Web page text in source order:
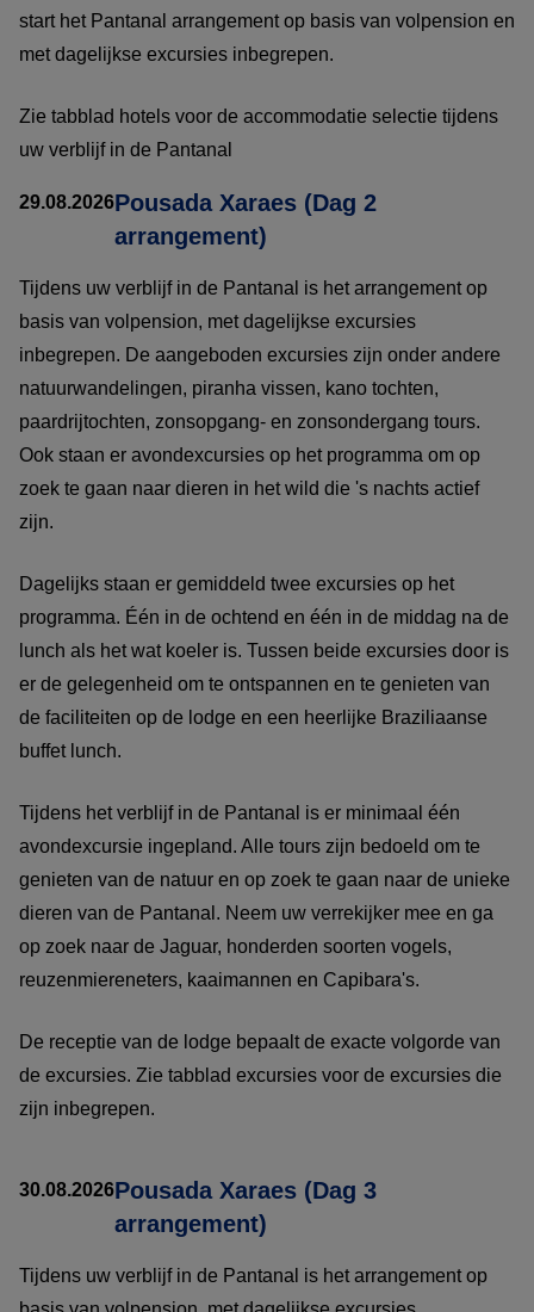
start het Pantanal arrangement op basis van volpension en
met dagelijkse excursies inbegrepen.
Zie tabblad hotels voor de accommodatie selectie tijdens
uw verblijf in de Pantanal
29.08.2026Pousada Xaraes (Dag 2
arrangement)
Tijdens uw verblijf in de Pantanal is het arrangement op
basis van volpension, met dagelijkse excursies
inbegrepen. De aangeboden excursies zijn onder andere
natuurwandelingen, piranha vissen, kano tochten,
paardrijtochten, zonsopgang- en zonsondergang tours.
Ook staan er avondexcursies op het programma om op
zoek te gaan naar dieren in het wild die 's nachts actief
zijn.
Dagelijks staan er gemiddeld twee excursies op het
programma. Één in de ochtend en één in de middag na de
lunch als het wat koeler is. Tussen beide excursies door is
er de gelegenheid om te ontspannen en te genieten van
de faciliteiten op de lodge en een heerlijke Braziliaanse
buffet lunch.
Tijdens het verblijf in de Pantanal is er minimaal één
avondexcursie ingepland. Alle tours zijn bedoeld om te
genieten van de natuur en op zoek te gaan naar de unieke
dieren van de Pantanal. Neem uw verrekijker mee en ga
op zoek naar de Jaguar, honderden soorten vogels,
reuzenmiereneters, kaaimannen en Capibara's.
De receptie van de lodge bepaalt de exacte volgorde van
de excursies. Zie tabblad excursies voor de excursies die
zijn inbegrepen.
30.08.2026Pousada Xaraes (Dag 3
arrangement)
Tijdens uw verblijf in de Pantanal is het arrangement op